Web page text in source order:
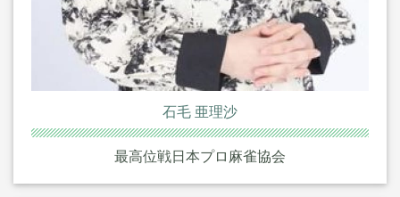
石毛 亜理沙
最高位戦日本プロ麻雀協会